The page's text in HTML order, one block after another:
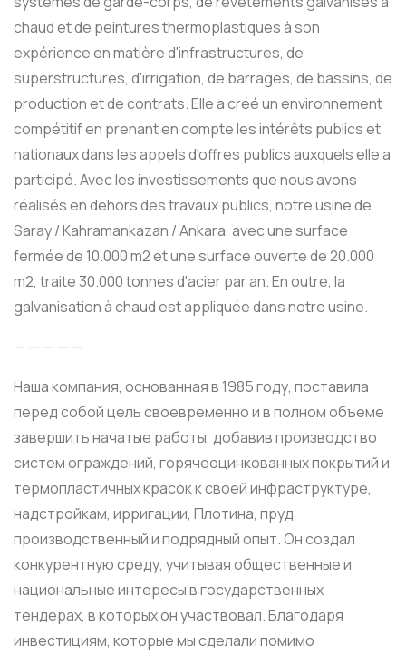
chaud et de peintures thermoplastiques à son
expérience en matière d'infrastructures, de
superstructures, d'irrigation, de barrages, de bassins, de
production et de contrats. Elle a créé un environnement
compétitif en prenant en compte les intérêts publics et
nationaux dans les appels d'offres publics auxquels elle a
participé. Avec les investissements que nous avons
réalisés en dehors des travaux publics, notre usine de
Saray / Kahramankazan / Ankara, avec une surface
fermée de 10.000 m2 et une surface ouverte de 20.000
m2, traite 30.000 tonnes d'acier par an. En outre, la
galvanisation à chaud est appliquée dans notre usine.
— — — — —
Наша компания, основанная в 1985 году, поставила
перед собой цель своевременно и в полном объеме
завершить начатые работы, добавив производство
систем ограждений, горячеоцинкованных покрытий и
термопластичных красок к своей инфраструктуре,
надстройкам, ирригации, Плотина, пруд,
производственный и подрядный опыт. Он создал
конкурентную среду, учитывая общественные и
национальные интересы в государственных
тендерах, в которых он участвовал. Благодаря
инвестициям, которые мы сделали помимо